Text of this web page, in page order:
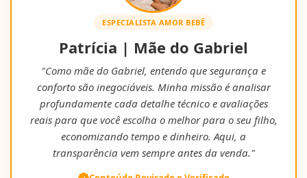
ESPECIALISTA AMOR BEBÊ
Patrícia | Mãe do Gabriel
"Como mãe do Gabriel, entendo que segurança e
conforto são inegociáveis. Minha missão é analisar
profundamente cada detalhe técnico e avaliações
reais para que você escolha o melhor para o seu filho,
economizando tempo e dinheiro. Aqui, a
transparência vem sempre antes da venda."